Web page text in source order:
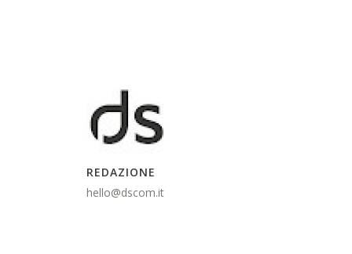
REDAZIONE
hello@dscom.it